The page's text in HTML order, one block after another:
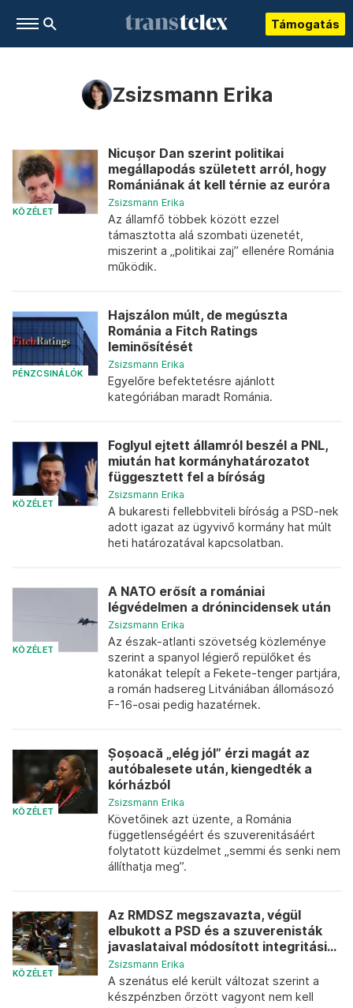
Támogatás
Zsizsmann Erika
KÖZÉLET
Nicuşor Dan szerint politikai
megállapodás született arról, hogy
Romániának át kell térnie az euróra
Zsizsmann Erika
Az államfő többek között ezzel
támasztotta alá szombati üzenetét,
miszerint a „politikai zaj” ellenére Románia
működik.
PÉNZCSINÁLÓK
Hajszálon múlt, de megúszta
Románia a Fitch Ratings
leminősítését
Zsizsmann Erika
Egyelőre befektetésre ajánlott
kategóriában maradt Románia.
KÖZÉLET
Foglyul ejtett államról beszél a PNL,
miután hat kormányhatározatot
függesztett fel a bíróság
Zsizsmann Erika
A bukaresti fellebbviteli bíróság a PSD-nek
adott igazat az ügyvivő kormány hat múlt
heti határozatával kapcsolatban.
KÖZÉLET
A NATO erősít a romániai
légvédelmen a drónincidensek után
Zsizsmann Erika
Az észak-atlanti szövetség közleménye
szerint a spanyol légierő repülőket és
katonákat telepít a Fekete-tenger partjára,
a román hadsereg Litvániában állomásozó
F-16-osai pedig hazatérnek.
KÖZÉLET
Șoșoacă „elég jól” érzi magát az
autóbalesete után, kiengedték a
kórházból
Zsizsmann Erika
Követőinek azt üzente, a Románia
függetlenségéért és szuverenitásáért
folytatott küzdelmet „semmi és senki nem
állíthatja meg”.
KÖZÉLET
Az RMDSZ megszavazta, végül
elbukott a PSD és a szuverenisták
javaslataival módosított integritási...
Zsizsmann Erika
A szenátus elé került változat szerint a
készpénzben őrzött vagyont nem kell